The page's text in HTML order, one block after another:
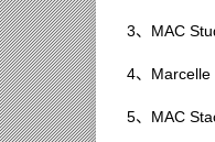
3、MAC
4、Marcelle
5、MAC